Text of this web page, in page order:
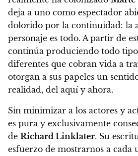
deja a uno como espectador
dolorido por la continuidad: la
personaje es todo. A partir de
continúa produciendo todo tipo
diferentes que cobran vida a
otorgan a sus papeles un
realidad, del aquí y ahora.
Sin minimizar a los actores y
es pura y exclusivamente
de Richard Linklater. Su
esfuerzo de mostrarnos a cada